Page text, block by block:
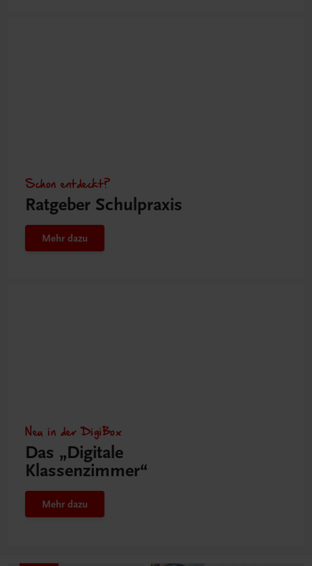
Schon entdeckt?
Ratgeber Schulpraxis
Mehr dazu
Neu in der DigiBox
Das „Digitale
Klassenzimmer“
Mehr dazu